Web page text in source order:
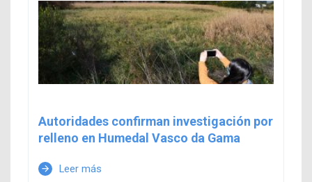
Autoridades confirman investigación por
relleno en Humedal Vasco da Gama
arrow_forward Leer más